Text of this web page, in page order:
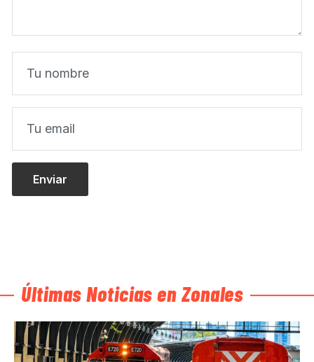
Últimas Noticias en Zonales